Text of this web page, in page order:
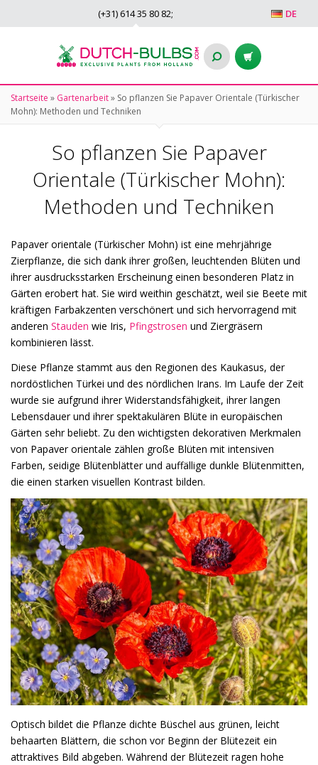
DE
(+31) 614 35 80 82;
Startseite » Gartenarbeit» So pflanzen Sie Papaver Orientale (Türkischer
Mohn): Methoden und Techniken
So pflanzen Sie Papaver
Orientale (Türkischer Mohn):
Methoden und Techniken
Papaver orientale (Türkischer Mohn) ist eine mehrjährige
Zierpflanze, die sich dank ihrer großen, leuchtenden Blüten und
ihrer ausdrucksstarken Erscheinung einen besonderen Platz in
Gärten erobert hat. Sie wird weithin geschätzt, weil sie Beete mit
kräftigen Farbakzenten verschönert und sich hervorragend mit
anderen Stauden wie Iris, Pfingstrosen und Ziergräsern
kombinieren lässt.
Diese Pflanze stammt aus den Regionen des Kaukasus, der
nordöstlichen Türkei und des nördlichen Irans. Im Laufe der Zeit
wurde sie aufgrund ihrer Widerstandsfähigkeit, ihrer langen
Lebensdauer und ihrer spektakulären Blüte in europäischen
Gärten sehr beliebt. Zu den wichtigsten dekorativen Merkmalen
von Papaver orientale zählen große Blüten mit intensiven
Farben, seidige Blütenblätter und auffällige dunkle Blütenmitten,
die einen starken visuellen Kontrast bilden.
Optisch bildet die Pflanze dichte Büschel aus grünen, leicht
behaarten Blättern, die schon vor Beginn der Blütezeit ein
attraktives Bild abgeben. Während der Blütezeit ragen hohe